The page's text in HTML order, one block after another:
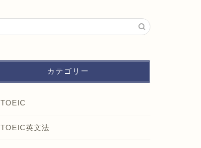
カテゴリー
TOEIC
TOEIC英文法